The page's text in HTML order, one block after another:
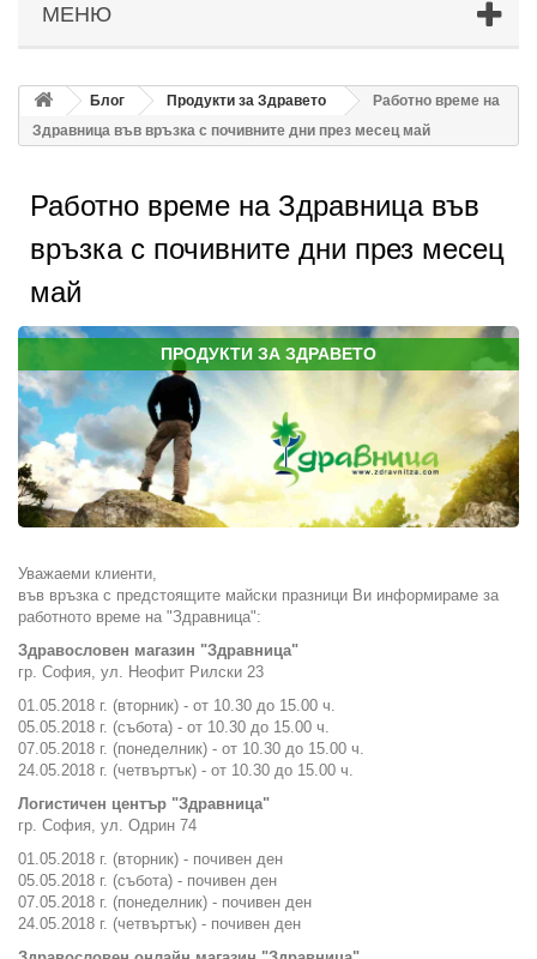
МЕНЮ
Блог Продукти за Здравето
Работно време на
Здравница във връзка с почивните дни през месец май
Работно време на Здравница във
връзка с почивните дни през месец
май
ПРОДУКТИ ЗА ЗДРАВЕТО
Уважаеми клиенти,
във връзка с предстоящите майски празници Ви информираме за
работното време на "Здравница":
Здравословен магазин "Здравница"
гр. София, ул. Неофит Рилски 23
01.05.2018 г. (вторник) - от 10.30 до 15.00 ч.
05.05.2018 г. (събота) - от 10.30 до 15.00 ч.
07.05.2018 г. (понеделник) - от 10.30 до 15.00 ч.
24.05.2018 г. (четвъртък) - от 10.30 до 15.00 ч.
Логистичен център "Здравница"
гр. София, ул. Одрин 74
01.05.2018 г. (вторник) - почивен ден
05.05.2018 г. (събота) - почивен ден
07.05.2018 г. (понеделник) - почивен ден
24.05.2018 г. (четвъртък) - почивен ден